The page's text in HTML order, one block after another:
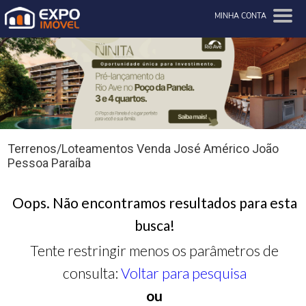
MINHA CONTA
Terrenos/Loteamentos Venda José Américo João
Pessoa Paraíba
Oops. Não encontramos resultados para esta
busca!
Tente restringir menos os parâmetros de
consulta: Voltar para pesquisa
ou